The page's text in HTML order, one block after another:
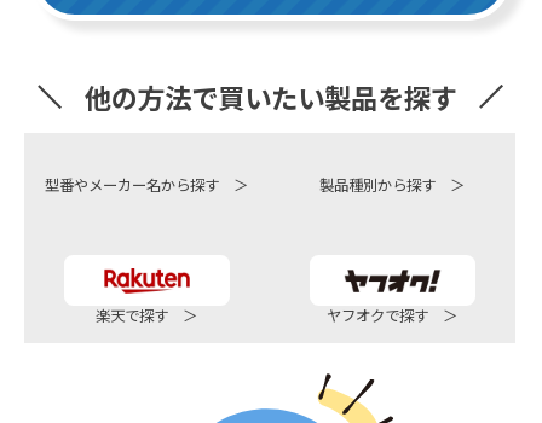
他の方法で買いたい製品を探す
型番やメーカー名から探す ＞ 製品種別から探す ＞
楽天で探す ＞ ヤフオクで探す ＞